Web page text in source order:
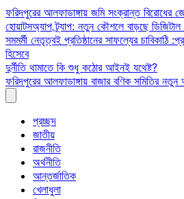
Skip
to
content
ফরিদপুরের আলফাডাঙ্গায় জমি সংক্রান্ত বিরোধের
হোয়াটসঅ্যাপ ট্র্যাপ: নতুন কৌশলে বাড়ছে ডিজিটাল
সমমর্মী নেতৃত্বই প্রতিষ্ঠানের সাফল্যের চাবিকাঠি
হিসেবে
দুর্নীতি থামাতে কি শুধু কঠোর আইনই যথেষ্ট?
ফরিদপুরের আলফাডাঙ্গায় বাজার বণিক সমিতির
প্রচ্ছদ
জাতীয়
রাজনীতি
অর্থনীতি
আন্তর্জাতিক
খেলাধুলা